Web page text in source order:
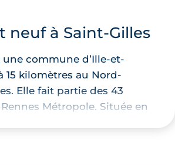
neuf à Saint-Gilles
commune d’Ille-et-
15 kilomètres au Nord-
Elle fait partie des 43
Métropole. Située en